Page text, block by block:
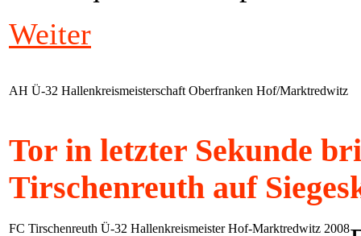
Weiter
AH Ü-32 Hallenkreismeisterschaft Oberfranken Hof/Marktredwitz
Tor in letzter Sekunde
Tirschenreuth auf
FC Tirschenreuth Ü-32 Hallenkreismeister Hof-Marktredwitz 2008